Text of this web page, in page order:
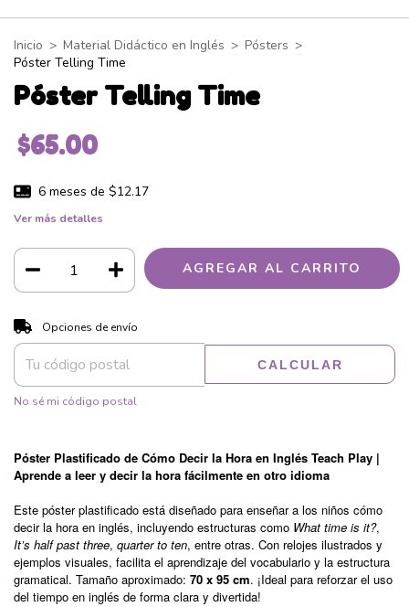
Inicio > Material Didáctico en Inglés > Pósters >
Póster Telling Time
Póster Telling Time
$65.00
6 meses de $12.17
Ver más detalles
Entregas para el CP:
Opciones de envío
CALCULAR
No sé mi código postal
Póster Plastificado de Cómo Decir la Hora en Inglés Teach Play |
Aprende a leer y decir la hora fácilmente en otro idioma
Este póster plastificado está diseñado para enseñar a los niños cómo
decir la hora en inglés, incluyendo estructuras como What time is it?,
It’s half past three, quarter to ten, entre otras. Con relojes ilustrados y
ejemplos visuales, facilita el aprendizaje del vocabulario y la estructura
gramatical. Tamaño aproximado: 70 x 95 cm. ¡Ideal para reforzar el uso
del tiempo en inglés de forma clara y divertida!